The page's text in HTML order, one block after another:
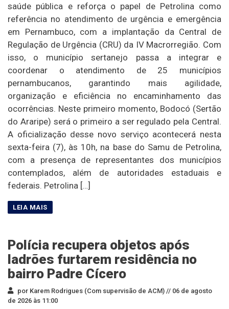
saúde pública e reforça o papel de Petrolina como
referência no atendimento de urgência e emergência
em Pernambuco, com a implantação da Central de
Regulação de Urgência (CRU) da IV Macrorregião. Com
isso, o município sertanejo passa a integrar e
coordenar o atendimento de 25 municípios
pernambucanos, garantindo mais agilidade,
organização e eficiência no encaminhamento das
ocorrências. Neste primeiro momento, Bodocó (Sertão
do Araripe) será o primeiro a ser regulado pela Central.
A oficialização desse novo serviço acontecerá nesta
sexta-feira (7), às 10h, na base do Samu de Petrolina,
com a presença de representantes dos municípios
contemplados, além de autoridades estaduais e
federais. Petrolina […]
Polícia recupera objetos após
ladrões furtarem residência no
bairro Padre Cícero
por Karem Rodrigues (Com supervisão de ACM) // 06 de agosto
de 2026 às 11:00